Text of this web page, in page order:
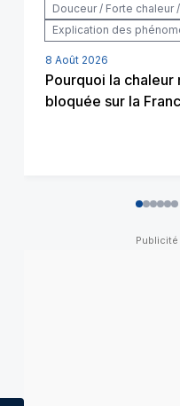
Douceur / Forte chaleur
Explication des
8 Août 2026
Pourquoi la
bloquée sur la
012345